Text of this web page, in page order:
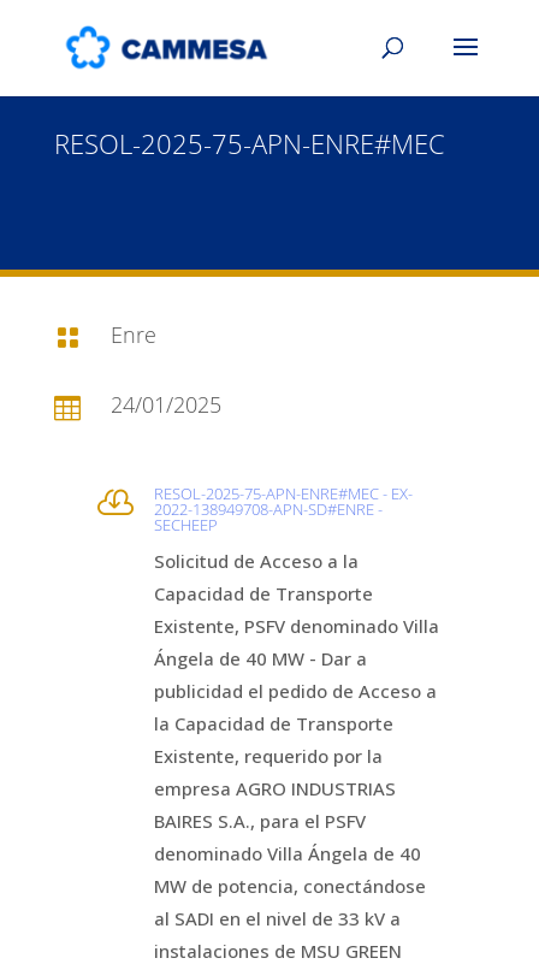
RESOL-2025-75-APN-ENRE#MEC
 Enre
 24/01/2025
 RESOL-2025-75-APN-ENRE#MEC - EX-
2022-138949708-APN-SD#ENRE -
SECHEEP
Solicitud de Acceso a la
Capacidad de Transporte
Existente, PSFV denominado Villa
Ángela de 40 MW - Dar a
publicidad el pedido de Acceso a
la Capacidad de Transporte
Existente, requerido por la
empresa AGRO INDUSTRIAS
BAIRES S.A., para el PSFV
denominado Villa Ángela de 40
MW de potencia, conectándose
al SADI en el nivel de 33 kV a
instalaciones de MSU GREEN